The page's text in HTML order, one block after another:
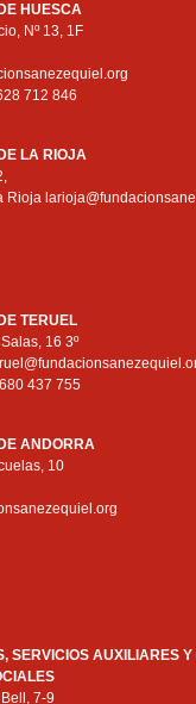
HUESCA
Nº 13, 1F
712 846
LA RIOJA
Rioja
TERUEL
16 3º
437 755
ANDORRA
10
SERVICIOS AUXILIARES Y
7-9